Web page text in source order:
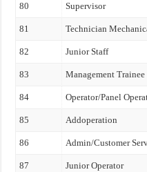
80 Supervisor
81 Technician
82 Junior Staff
83 Management Trainee
84 Operator/Panel
85 Addoperation
86 Admin/Customer
87 Junior Operator